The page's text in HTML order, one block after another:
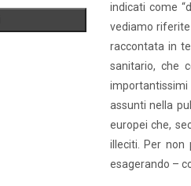
indicati come
vediamo
raccontata in
sanitario, che
importantissimi
assunti nella
europei che,
illeciti. Per non
esagerando –